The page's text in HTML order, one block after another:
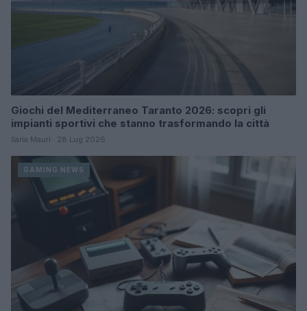
Giochi del Mediterraneo Taranto 2026: scopri gli
impianti sportivi che stanno trasformando la città
Ilaria Mauri · 28 Lug 2026
GAMING NEWS